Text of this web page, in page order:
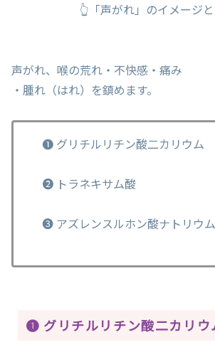
👆「声がれ」のイメージと
声がれ、喉の荒れ・不快感・痛み
・腫れ（はれ）を鎮めます。
❶ グリチルリチン酸二カリウム
❷ トラネキサム酸
❸ アズレンスルホン酸ナトリウム
❶ グリチルリチン酸二カリウ